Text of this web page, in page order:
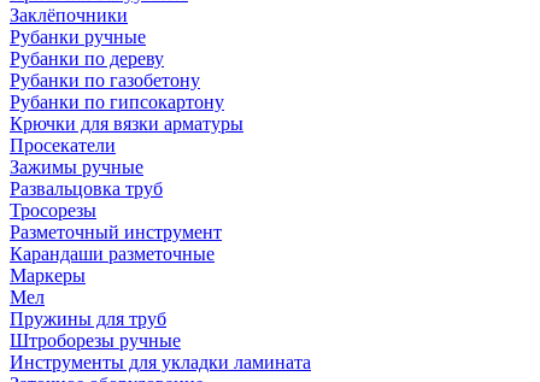
Заклёпочники
Рубанки ручные
Рубанки по дереву
Рубанки по газобетону
Рубанки по гипсокартону
Крючки для вязки арматуры
Просекатели
Зажимы ручные
Развальцовка труб
Тросорезы
Разметочный инструмент
Карандаши разметочные
Маркеры
Мел
Пружины для труб
Штроборезы ручные
Инструменты для укладки ламината